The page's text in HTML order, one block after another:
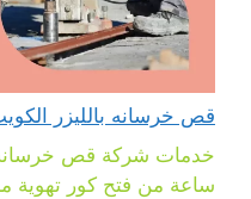
قص خرسانه بالليزر الكويت 65932555 فتح كور
ساعة من فتح كور تهوية